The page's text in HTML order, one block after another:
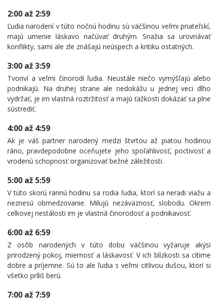
2:00 až 2:59
Ľudia narodení v túto nočnú hodinu sú väčšinou veľmi priateľskí,
majú umenie láskavo načúvať druhým. Snažia sa urovnávať
konflikty, sami ale zle znášajú neúspech a kritiku ostatných.
3:00 až 3:59
Tvoriví a veľmi činorodí ľudia. Neustále niečo vymýšľajú alebo
podnikajú. Na druhej strane ale nedokážu u jednej veci dlho
vydržať, je im vlastná roztržitosť a majú ťažkosti dokázať sa plne
sústrediť.
4:00 až 4:59
Ak je váš partner narodený medzi štvrtou až piatou hodinou
ráno, pravdepodobne oceňujete jeho spoľahlivosť, poctivosť a
vrodenú schopnosť organizovať bežné záležitosti.
5:00 až 5:59
V túto skorú rannú hodinu sa rodia ľudia, ktorí sa neradi viažu a
neznesú obmedzovanie. Milujú nezáväznosť, slobodu. Okrem
celkovej nestálosti im je vlastná činorodosť a podnikavosť.
6:00 až 6:59
Z osôb narodených v túto dobu väčšinou vyžaruje akýsi
prirodzený pokoj, miernosť a láskavosť. V ich blízkosti sa cítime
dobre a príjemne. Sú to ale ľudia s veľmi citlivou dušou, ktorí si
všetko príliš berú.
7:00 až 7:59